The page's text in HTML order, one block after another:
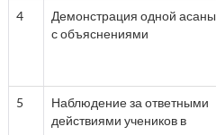
4
Демонстрация одной асаны
с объяснениями
5
Наблюдение за ответными
действиями учеников в